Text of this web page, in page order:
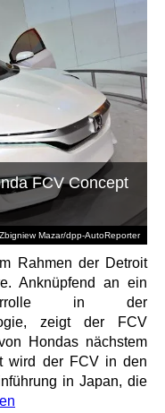
Mazar/dpp-AutoReporter
FCV Concept
Rahmen der Detroit
Anknüpfend an ein
in der
zeigt der FCV
Hondas nächstem
wird der FCV in den
in Japan, die